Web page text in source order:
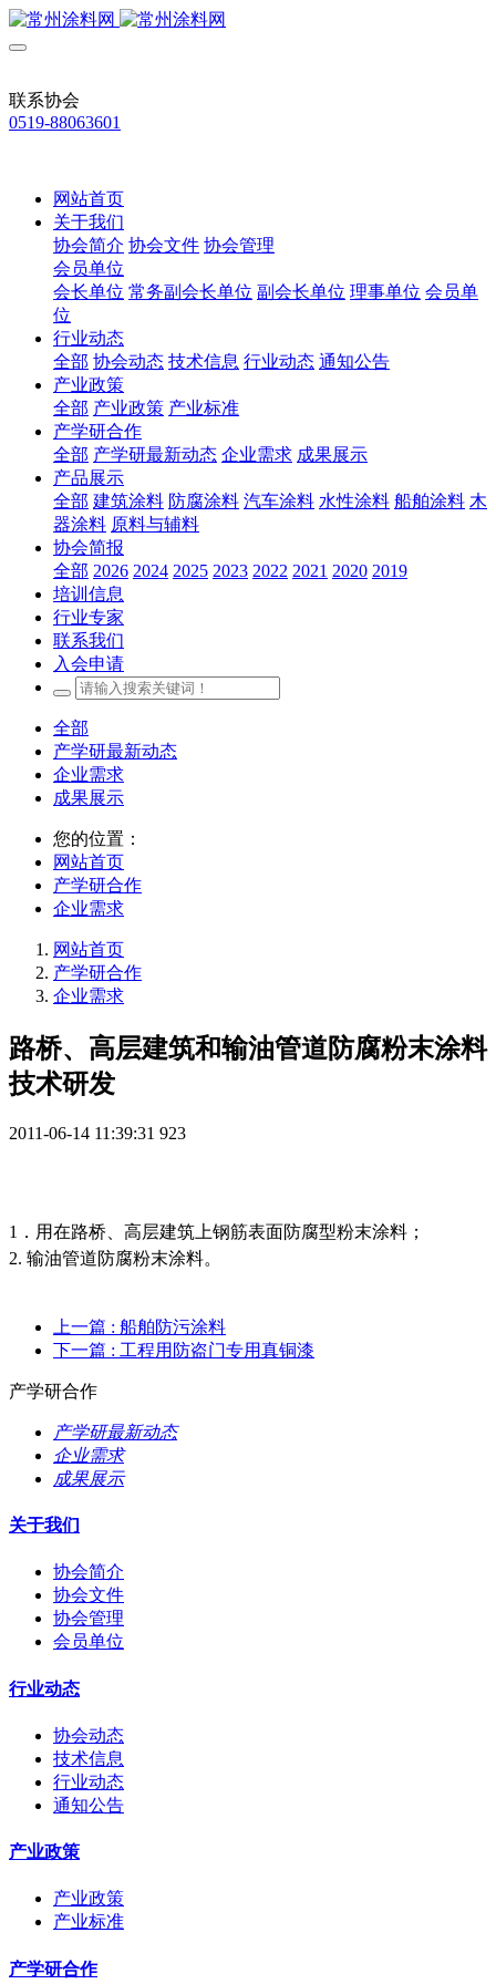
联系协会
0519-88063601
网站首页
关于我们
协会简介 协会文件 协会管理
会员单位
会长单位 常务副会长单位 副会长单位 理事单位 会员单
位
行业动态
全部 协会动态 技术信息 行业动态 通知公告
产业政策
全部 产业政策 产业标准
产学研合作
全部 产学研最新动态 企业需求 成果展示
产品展示
全部 建筑涂料 防腐涂料 汽车涂料 水性涂料 船舶涂料 木
器涂料 原料与辅料
协会简报
全部 2026 2024 2025 2023 2022 2021 2020 2019
培训信息
行业专家
联系我们
入会申请
全部
产学研最新动态
企业需求
成果展示
您的位置：
网站首页
产学研合作
企业需求
网站首页
产学研合作
企业需求
路桥、高层建筑和输油管道防腐粉末涂料
技术研发
2011-06-14 11:39:31 923
1 ．用在路桥、高层建筑上钢筋表面防腐型粉末涂料；
2. 输油管道防腐粉末涂料。
上一篇 : 船舶防污涂料
下一篇 : 工程用防盗门专用真铜漆
产学研合作
产学研最新动态
企业需求
成果展示
关于我们
协会简介
协会文件
协会管理
会员单位
行业动态
协会动态
技术信息
行业动态
通知公告
产业政策
产业政策
产业标准
产学研合作